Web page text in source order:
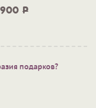
Р
подарков?